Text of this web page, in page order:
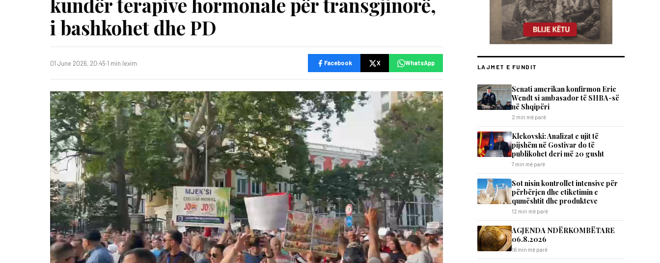
i bashkohet dhe PD
01 June 2026, 20:45·1 min lexim Facebook X WhatsApp
LAJMET E FUNDIT
Senati amerikan konfirmon Eric
Wendt si ambasador të SHBA-së
në Shqipëri
2 min më parë
Klekovski: Analizat e ujit të
pijshëm në Gostivar do të
publikohet deri më 20 gusht
7 min më parë
Sot nisin kontrollet intensive për
përbërjen dhe etiketimin e
qumështit dhe produkteve
12 min më parë
AGJENDA NDËRKOMBËTARE
06.8.2026
16 min më parë